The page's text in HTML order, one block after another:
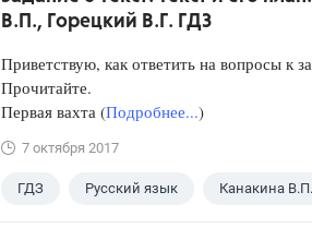
В.П., Горецкий В.Г. ГДЗ
Приветствую, как ответить на вопросы к
Прочитайте.
Первая вахта (Подробнее...)
7 октября 2017
ГДЗ Русский язык Канакина В.П.